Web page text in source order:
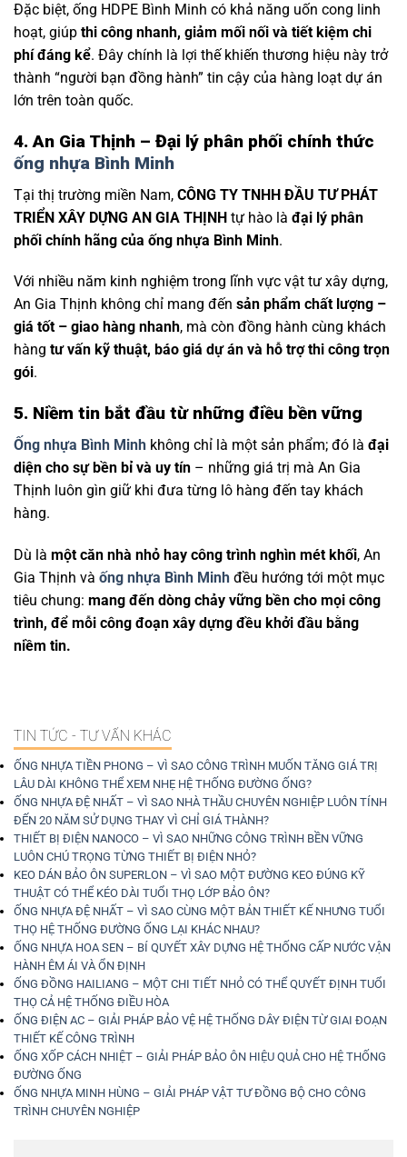
Đặc biệt, ống HDPE Bình Minh có khả năng uốn cong linh
hoạt, giúp thi công nhanh, giảm mối nối và tiết kiệm chi
phí đáng kể. Đây chính là lợi thế khiến thương hiệu này trở
thành “người bạn đồng hành” tin cậy của hàng loạt dự án
lớn trên toàn quốc.
4. An Gia Thịnh – Đại lý phân phối chính thức
ống nhựa Bình Minh
Tại thị trường miền Nam, CÔNG TY TNHH ĐẦU TƯ PHÁT
TRIỂN XÂY DỰNG AN GIA THỊNH tự hào là đại lý phân
phối chính hãng của ống nhựa Bình Minh.
Với nhiều năm kinh nghiệm trong lĩnh vực vật tư xây dựng,
An Gia Thịnh không chỉ mang đến sản phẩm chất lượng –
giá tốt – giao hàng nhanh, mà còn đồng hành cùng khách
hàng tư vấn kỹ thuật, báo giá dự án và hỗ trợ thi công trọn
gói.
5. Niềm tin bắt đầu từ những điều bền vững
Ống nhựa Bình Minh không chỉ là một sản phẩm; đó là đại
diện cho sự bền bỉ và uy tín – những giá trị mà An Gia
Thịnh luôn gìn giữ khi đưa từng lô hàng đến tay khách
hàng.
Dù là một căn nhà nhỏ hay công trình nghìn mét khối, An
Gia Thịnh và ống nhựa Bình Minh đều hướng tới một mục
tiêu chung: mang đến dòng chảy vững bền cho mọi công
trình, để mỗi công đoạn xây dựng đều khởi đầu bằng
niềm tin.
TIN TỨC - TƯ VẤN KHÁC
ỐNG NHỰA TIỀN PHONG – VÌ SAO CÔNG TRÌNH MUỐN TĂNG GIÁ TRỊ
LÂU DÀI KHÔNG THỂ XEM NHẸ HỆ THỐNG ĐƯỜNG ỐNG?
ỐNG NHỰA ĐỆ NHẤT – VÌ SAO NHÀ THẦU CHUYÊN NGHIỆP LUÔN TÍNH
ĐẾN 20 NĂM SỬ DỤNG THAY VÌ CHỈ GIÁ THÀNH?
THIẾT BỊ ĐIỆN NANOCO – VÌ SAO NHỮNG CÔNG TRÌNH BỀN VỮNG
LUÔN CHÚ TRỌNG TỪNG THIẾT BỊ ĐIỆN NHỎ?
KEO DÁN BẢO ÔN SUPERLON – VÌ SAO MỘT ĐƯỜNG KEO ĐÚNG KỸ
THUẬT CÓ THỂ KÉO DÀI TUỔI THỌ LỚP BẢO ÔN?
ỐNG NHỰA ĐỆ NHẤT – VÌ SAO CÙNG MỘT BẢN THIẾT KẾ NHƯNG TUỔI
THỌ HỆ THỐNG ĐƯỜNG ỐNG LẠI KHÁC NHAU?
ỐNG NHỰA HOA SEN – BÍ QUYẾT XÂY DỰNG HỆ THỐNG CẤP NƯỚC VẬN
HÀNH ÊM ÁI VÀ ỔN ĐỊNH
ỐNG ĐỒNG HAILIANG – MỘT CHI TIẾT NHỎ CÓ THỂ QUYẾT ĐỊNH TUỔI
THỌ CẢ HỆ THỐNG ĐIỀU HÒA
ỐNG ĐIỆN AC – GIẢI PHÁP BẢO VỆ HỆ THỐNG DÂY ĐIỆN TỪ GIAI ĐOẠN
THIẾT KẾ CÔNG TRÌNH
ỐNG XỐP CÁCH NHIỆT – GIẢI PHÁP BẢO ÔN HIỆU QUẢ CHO HỆ THỐNG
ĐƯỜNG ỐNG
ỐNG NHỰA MINH HÙNG – GIẢI PHÁP VẬT TƯ ĐỒNG BỘ CHO CÔNG
TRÌNH CHUYÊN NGHIỆP